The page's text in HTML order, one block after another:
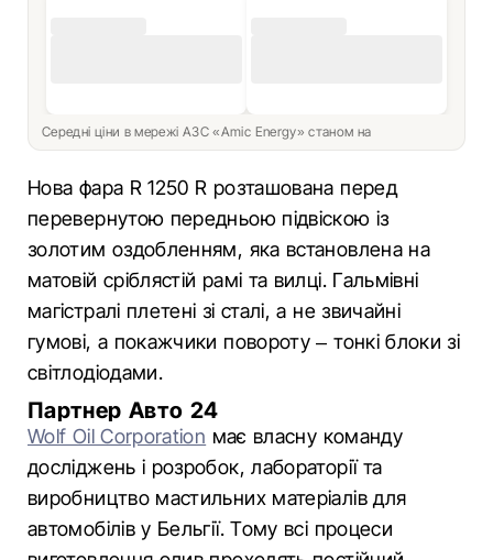
Середні ціни в мережі АЗС «Amic Energy» станом на
Нова фара R 1250 R розташована перед
перевернутою передньою підвіскою із
золотим оздобленням, яка встановлена на
матовій сріблястій рамі та вилці. Гальмівні
магістралі плетені зі сталі, а не звичайні
гумові, а покажчики повороту – тонкі блоки зі
світлодіодами.
Партнер Авто 24
Wolf Oil Corporation має власну команду
досліджень і розробок, лабораторії та
виробництво мастильних матеріалів для
автомобілів у Бельгії. Тому всі процеси